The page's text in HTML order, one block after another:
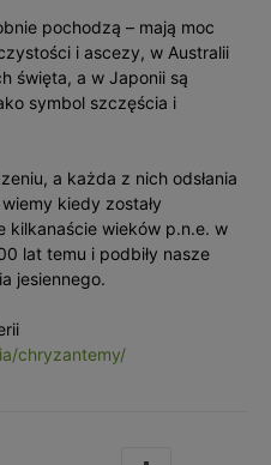
pochodzą – mają moc
i ascezy, w Australii
święta, a w Japonii są
symbol szczęścia i
a każda z nich odsłania
kiedy zostały
kilkanaście wieków p.n.e. w
lat temu i podbiły nasze
jesiennego.
chryzantemy/